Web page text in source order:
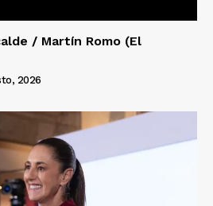
/ Martín Romo (El
2026